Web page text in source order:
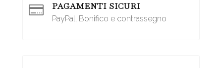
 PAGAMENTI SICURI
PayPal, Bonifico e contrassegno